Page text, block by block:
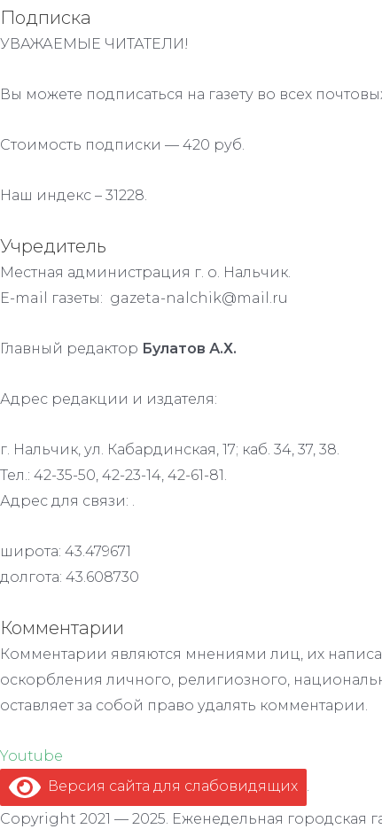
Подписка
УВАЖАЕМЫЕ ЧИТАТЕЛИ!
Вы можете подписаться на газету во всех
Стоимость подписки — 420 руб.
Наш индекс – 31228.
Учредитель
Местная администрация г. о. Нальчик.
E-mail газеты: gazeta-nalchik@mail.ru
Главный редактор Булатов А.Х.
Адрес редакции и издателя:
г. Нальчик, ул. Кабардинская, 17; каб. 34, 37, 38.
Тел.: 42-35-50, 42-23-14, 42-61-81.
Адрес для связи: .
широта: 43.479671
долгота: 43.608730
Комментарии
Комментарии являются мнениями лиц, их
оскорбления личного, религиозного,
оставляет за собой право удалять комментарии.
Youtube
Версия сайта для слабовидящих .
Copyright 2021 — 2025. Еженедельная городская